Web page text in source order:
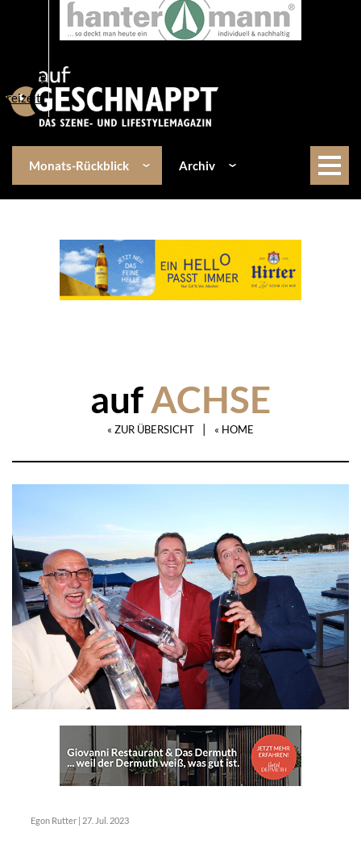
Lifestyle
Freizeit
Monats-Rückblick Archiv
aufACHSE
« ZUR ÜBERSICHT | « HOME
Egon Rutter | 27. Jul. 2023